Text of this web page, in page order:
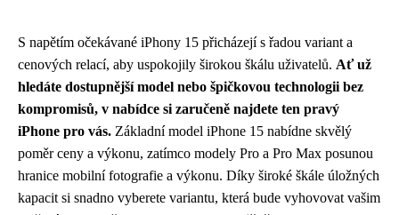
S napětím očekávané iPhony 15 přicházejí s řadou variant a
cenových relací, aby uspokojily širokou škálu uživatelů. Ať už
hledáte dostupnější model nebo špičkovou technologii bez
kompromisů, v nabídce si zaručeně najdete ten pravý
iPhone pro vás. Základní model iPhone 15 nabídne skvělý
poměr ceny a výkonu, zatímco modely Pro a Pro Max posunou
hranice mobilní fotografie a výkonu. Díky široké škále úložných
kapacit si snadno vyberete variantu, která bude vyhovovat vašim